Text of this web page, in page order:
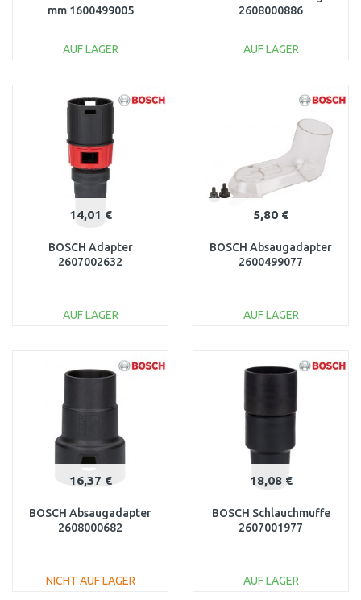
mm 1600499005
AUF LAGER
Vergleichen
2608000886
AUF LAGER
Vergleichen
14,01 €
BOSCH Adapter
2607002632
AUF LAGER
Vergleichen
5,80 €
BOSCH Absaugadapter
2600499077
AUF LAGER
16,37 €
BOSCH Absaugadapter
2608000682
NICHT AUF LAGER
18,08 €
BOSCH Schlauchmuffe
2607001977
AUF LAGER